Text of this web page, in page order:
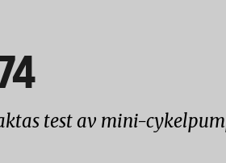
test av mini-